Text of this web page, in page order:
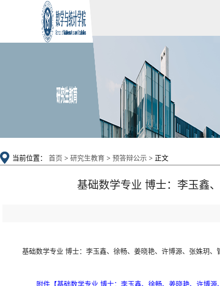
当前位置： 首页 > 研究生教育 > 预答辩公示 > 正文
基础数学专业 博士：李玉鑫
基础数学专业 博士：李玉鑫、徐畅、姜晓艳、许博源、张姝玥、
附件【基础数学专业 博士：李玉鑫、徐畅、姜晓艳、许博